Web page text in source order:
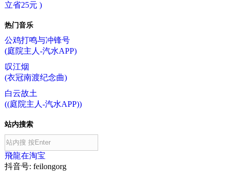
立省25元 )
热门音乐
公鸡打鸣与冲锋号
(庭院主人-汽水APP)
叹江烟
(衣冠南渡纪念曲)
白云故土
((庭院主人-汽水APP))
站内搜索
飛龍在淘宝
抖音号: feilongorg